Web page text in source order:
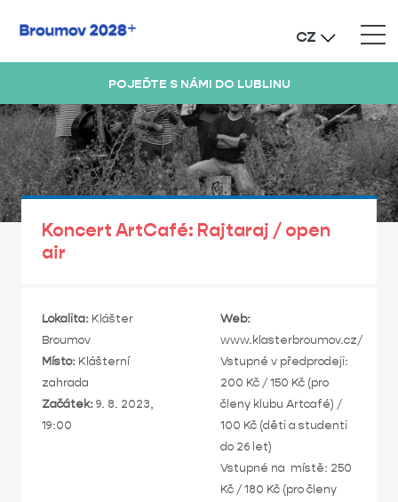
CZ
POJEĎTE S NÁMI DO LUBLINU
Koncert ArtCafé: Rajtaraj / open
air
Lokalita: Klášter
Broumov
Místo: Klášterní
zahrada
Začátek:9. 8. 2023,
19:00
Web:
www.klasterbroumov.cz/
Vstupné v předprodeji:
200 Kč / 150 Kč (pro
členy klubu Artcafé) /
100 Kč (děti a studenti
do 26 let)
Vstupné na místě: 250
Kč / 180 Kč (pro členy